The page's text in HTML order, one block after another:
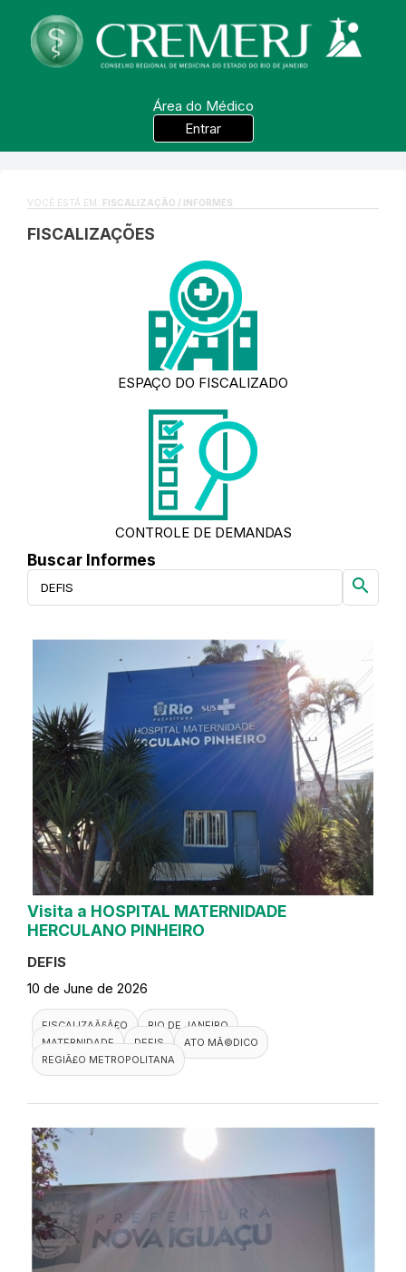
Área do Médico
Entrar
VOCÊ ESTÁ EM: FISCALIZAÇÃO / INFORMES
FISCALIZAÇÕES
ESPAÇO DO FISCALIZADO
CONTROLE DE DEMANDAS
Buscar Informes
search
Visita a HOSPITAL MATERNIDADE
HERCULANO PINHEIRO
DEFIS
10 de June de 2026
FISCALIZAÃ§Ã£O
RIO DE JANEIRO
MATERNIDADE
DEFIS
ATO MÃ©DICO
REGIÃ£O METROPOLITANA